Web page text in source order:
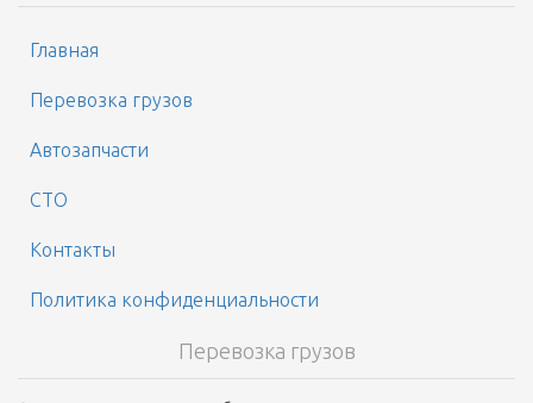
Главная
Перевозка грузов
Автозапчасти
СТО
Контакты
Политика конфиденциальности
Перевозка грузов